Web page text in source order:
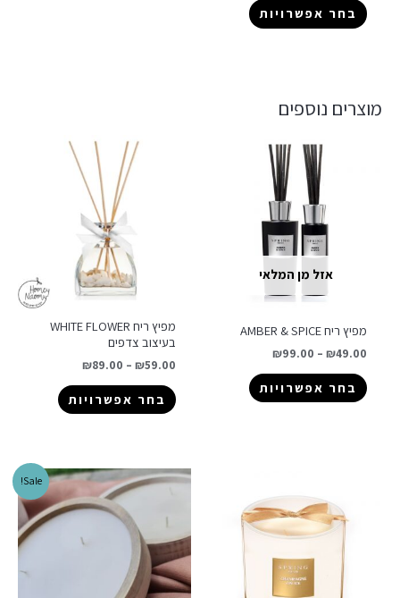
בחר אפשרויות
מוצרים נוספים
אזל מן המלאי
מפיץ ריח AMBER & SPICE
₪49.00
–
₪99.00
בחר אפשרויות
מפיץ ריח WHITE FLOWER
בעיצוב צדפים
₪59.00
–
₪89.00
בחר אפשרויות
Sale!